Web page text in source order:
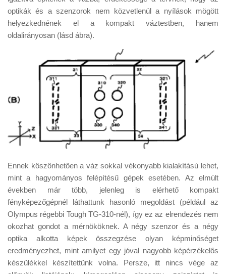
optikák és a szenzorok nem közvetlenül a nyílások mögött
helyezkednének el a kompakt váztestben, hanem
oldalirányosan (lásd ábra).
Ennek köszönhetően a váz sokkal vékonyabb kialakítású lehet,
mint a hagyományos felépítésű gépek esetében. Az elmúlt
években már több, jelenleg is elérhető kompakt
fényképezőgépnél láthattunk hasonló megoldást (például az
Olympus régebbi Tough TG-310-nél), így ez az elrendezés nem
okozhat gondot a mérnököknek. A négy szenzor és a négy
optika alkotta képek összegzése olyan képminőséget
eredményezhet, mint amilyet egy jóval nagyobb képérzékelős
készülékkel készítettünk volna. Persze, itt nincs vége az